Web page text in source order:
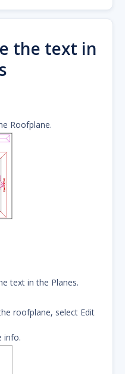
the text in
Roofplane.
text in the Planes.
roofplane, select Edit
info.